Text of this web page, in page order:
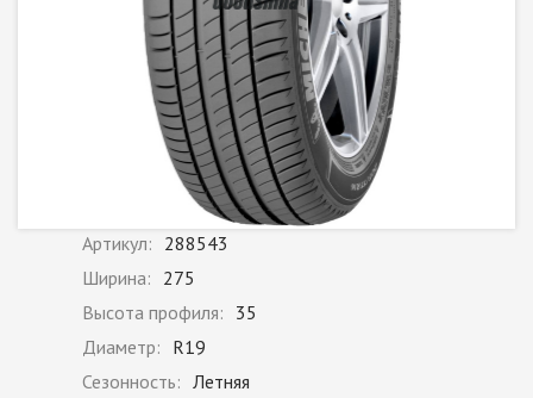
Артикул: 288543
Ширина: 275
Высота профиля: 35
Диаметр: R19
Сезонность: Летняя